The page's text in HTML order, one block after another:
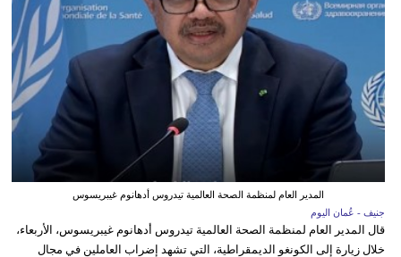
المدير العام لمنظمة الصحة العالمية تيدروس أدهانوم غيبريسوس
جنيف - عُمان اليوم
قال المدير العام لمنظمة الصحة العالمية تيدروس أدهانوم غيبريسوس، الأربعاء،
خلال زيارة إلى الكونغو الديمقراطية، التي تشهد إضراب العاملين في مجال